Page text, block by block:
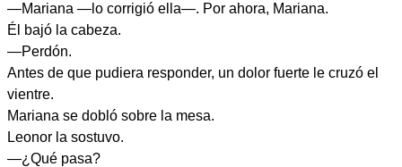
—Mariana —lo corrigió ella—. Por ahora, Mariana.
Él bajó la cabeza.
—Perdón.
Antes de que pudiera responder, un dolor fuerte le cruzó el
vientre.
Mariana se dobló sobre la mesa.
Leonor la sostuvo.
—¿Qué pasa?